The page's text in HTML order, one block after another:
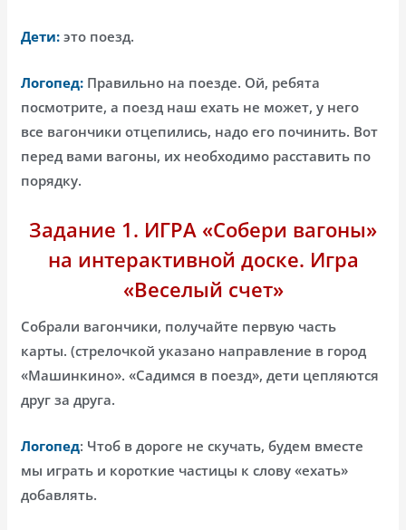
Дети:это поезд.
Логопед: Правильно на поезде. Ой, ребята
посмотрите, а поезд наш ехать не может, у него
все вагончики отцепились, надо его починить. Вот
перед вами вагоны, их необходимо расставить по
порядку.
Задание 1. ИГРА «Собери вагоны»
на интерактивной доске. Игра
«Веселый счет»
Собрали вагончики, получайте первую часть
карты. (стрелочкой указано направление в город
«Машинкино». «Садимся в поезд», дети цепляются
друг за друга.
Логопед: Чтоб в дороге не скучать, будем вместе
мы играть и короткие частицы к слову «ехать»
добавлять.